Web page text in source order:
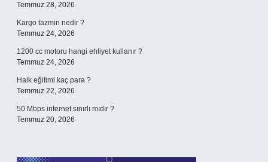
Temmuz 28, 2026
Kargo tazmin nedir ?
Temmuz 24, 2026
1200 cc motoru hangi ehliyet kullanır ?
Temmuz 24, 2026
Halk eğitimi kaç para ?
Temmuz 22, 2026
50 Mbps internet sınırlı mıdır ?
Temmuz 20, 2026